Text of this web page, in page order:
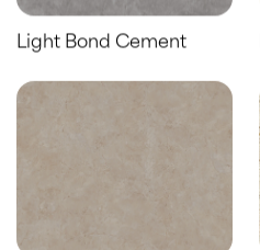
Light Bond Cement